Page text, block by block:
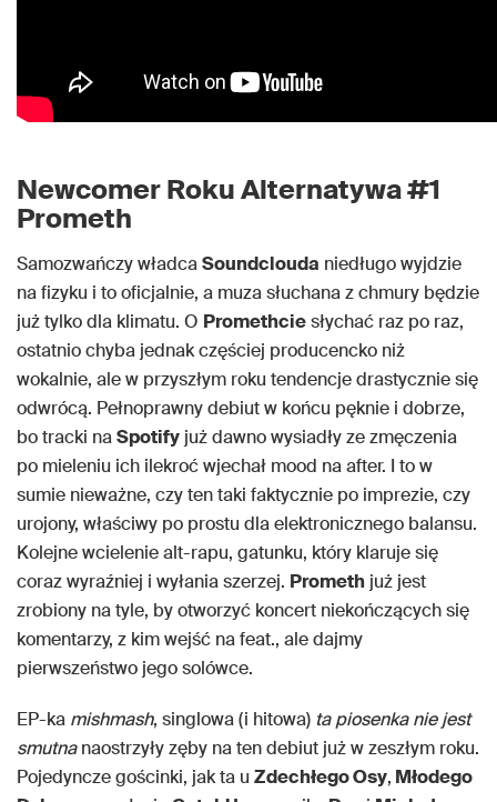
Newcomer Roku Alternatywa #1
Prometh
Samozwańczy władcaSoundclouda niedługo wyjdzie
na fizyku i to oficjalnie, a muza słuchana z chmury będzie
już tylko dla klimatu. O Promethciesłychać raz po raz,
ostatnio chyba jednak częściej producencko niż
wokalnie, ale w przyszłym roku tendencje drastycznie się
odwrócą. Pełnoprawny debiut w końcu pęknie i dobrze,
bo tracki naSpotify już dawno wysiadły ze zmęczenia
po mieleniu ich ilekroć wjechał mood na after. I to w
sumie nieważne, czy ten taki faktycznie po imprezie, czy
urojony, właściwy po prostu dla elektronicznego balansu.
Kolejne wcielenie alt-rapu, gatunku, który klaruje się
coraz wyraźniej i wyłania szerzej. Prometh już jest
zrobiony na tyle, by otworzyć koncert niekończących się
komentarzy, z kim wejść na feat., ale dajmy
pierwszeństwo jego solówce.
EP-ka mishmash, singlowa (i hitowa) ta piosenka nie jest
smutnanaostrzyły zęby na ten debiut już w zeszłym roku.
Pojedyncze gościnki, jak ta u Zdechłego Osy, Młodego